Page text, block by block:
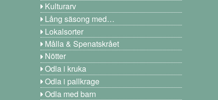
Kulturarv
Lång säsong med…
Lokalsorter
Målla & Spenatskrået
Nötter
Odla i kruka
Odla i pallkrage
Odla med barn